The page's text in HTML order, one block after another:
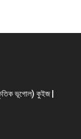
ভূগোল) কুইজ |